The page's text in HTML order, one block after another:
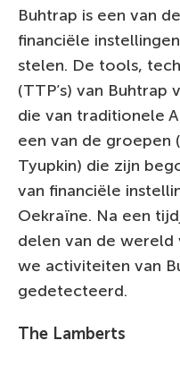
Buhtrap is een van
financiële
stelen. De tools,
(TTP’s) van Buhtrap
die van traditionele
een van de groepen
Tyupkin) die zijn
van financiële
Oekraïne. Na een
delen van de wereld
we activiteiten van
gedetecteerd.
The Lamberts